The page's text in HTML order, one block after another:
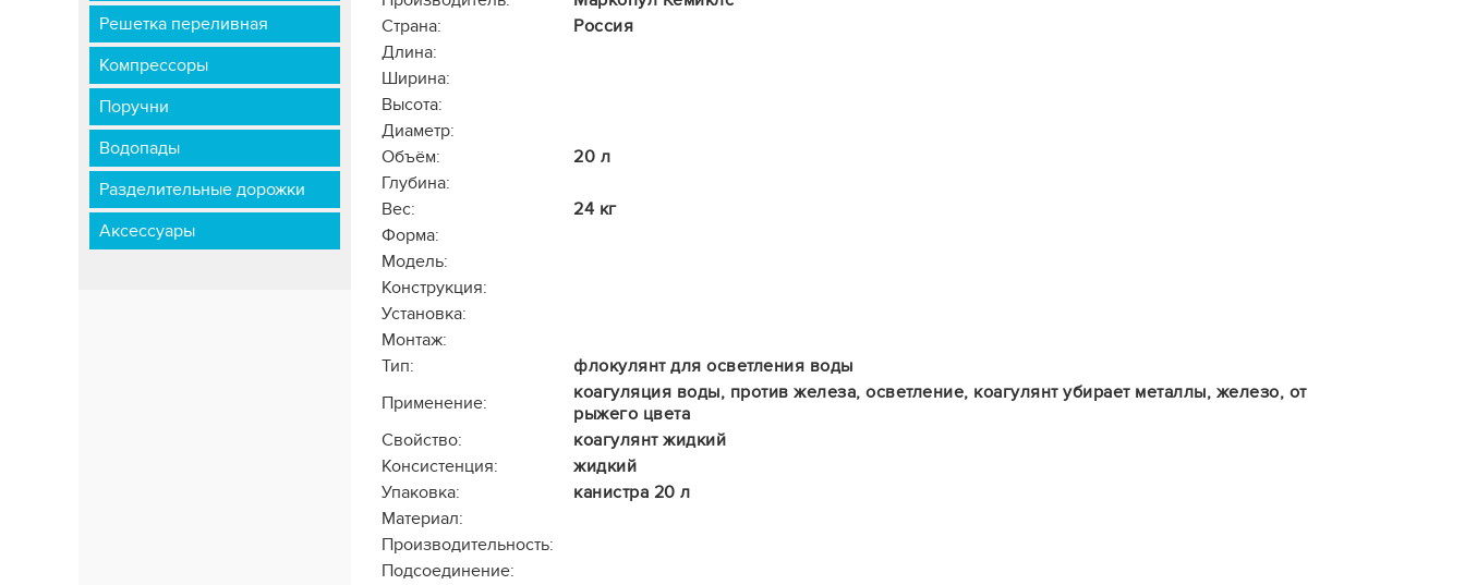
Решетка переливная
Компрессоры
Поручни
Водопады
Разделительные дорожки
Аксессуары
Страна:
Россия
Длина:
Ширина:
Высота:
Диаметр:
Объём:
20 л
Глубина:
Вес:
24 кг
Форма:
Модель:
Конструкция:
Установка:
Монтаж:
Тип:
флокулянт для осветления воды
Применение:
коагуляция воды, против железа, осветление, коагулянт убирает металлы, железо, от
рыжего цвета
Свойство:
коагулянт жидкий
Консистенция:
жидкий
Упаковка:
канистра 20 л
Материал:
Производительность:
Подсоединение: